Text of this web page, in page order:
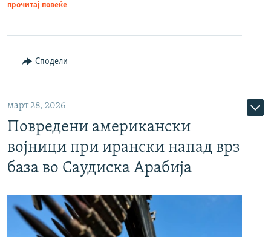
прочитај повеќе
Сподели
март 28, 2026
Повредени американски
војници при ирански напад врз
база во Саудиска Арабија